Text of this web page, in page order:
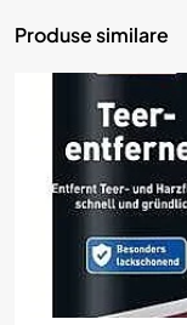
Produse similare